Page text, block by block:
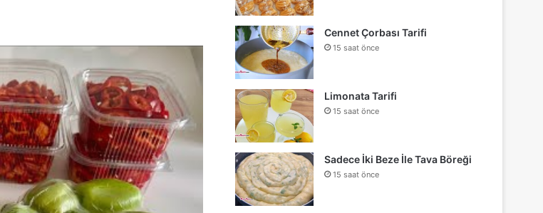
Cennet Çorbası Tarifi
15 saat önce
Limonata Tarifi
15 saat önce
Sadece İki Beze İle Tava Böreği
15 saat önce